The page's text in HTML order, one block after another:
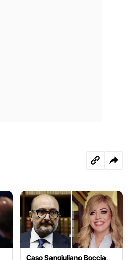
Caso Sangiuliano Boccia,